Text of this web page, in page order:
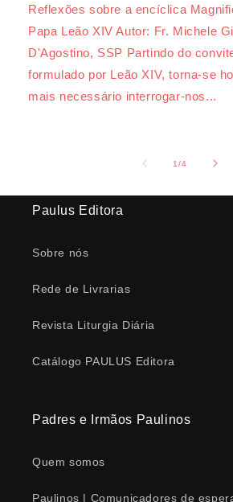
Reflexões sobre a encíclica
Papa Leão XIV Autor: Fr. Michele
D'Agostino, SSP Partindo do
formulado por Leão XIV, torna-se
mais necessário interrogar-nos...
1/de4
Paulus Editora
Sobre nós
Rede de Livrarias
Revista Liturgia Diária
Catálogo PAULUS Editora
Padres e Irmãos Paulinos
Quem somos
Paulinos | Comunicadores de